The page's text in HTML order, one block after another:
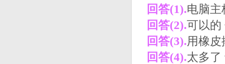
回答(1).电脑主
回答(2).可以的
回答(3).用橡皮
回答(4).太多了